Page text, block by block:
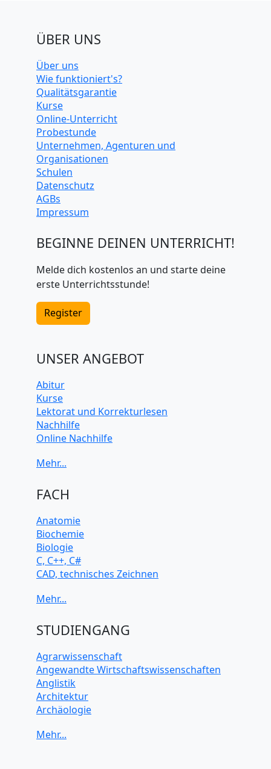
ÜBER UNS
Über uns
Wie funktioniert's?
Qualitätsgarantie
Kurse
Online-Unterricht
Probestunde
Unternehmen, Agenturen und
Organisationen
Schulen
Datenschutz
AGBs
Impressum
BEGINNE DEINEN UNTERRICHT!
Melde dich kostenlos an und starte deine
erste Unterrichtsstunde!
Register
UNSER ANGEBOT
Abitur
Kurse
Lektorat und Korrekturlesen
Nachhilfe
Online Nachhilfe
FACH
Anatomie
Biochemie
Biologie
C, C++, C#
CAD, technisches Zeichnen
Computerarchitektur
Elektrotechnik
Java
JavaScript
Künstliche Intelligenz
Latein
Makroökonomie
Mechanik
STUDIENGANG
Agrarwissenschaft
Angewandte Wirtschaftswissenschaften
Anglistik
Architektur
Archäologie
Biochemie Wissenschaften